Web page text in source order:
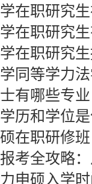
在职研究
在职研究
在职研究
同等学力
有哪些专业
历和学位
在职研修班
考全攻略
申硕入学